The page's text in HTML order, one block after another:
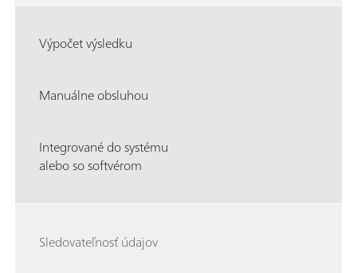
Výpočet výsledku
Manuálne obsluhou
Integrované do systému
alebo so softvérom
Sledovateľnosť údajov